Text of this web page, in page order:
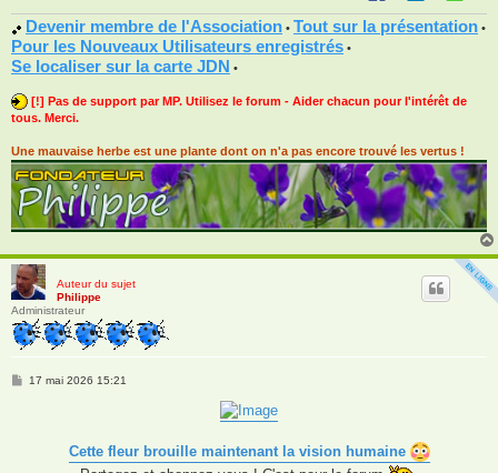
Devenir membre de l'Association • Tout sur la présentation •
Pour les Nouveaux Utilisateurs enregistrés •
Se localiser sur la carte JDN •
[!] Pas de support par MP. Utilisez le forum - Aider chacun pour l'intérêt de
tous. Merci.
Une mauvaise herbe est une plante dont on n'a pas encore trouvé les vertus !
Auteur du sujet
Philippe
Administrateur
M
17 mai 2026 15:21
Cette fleur brouille maintenant la vision humaine